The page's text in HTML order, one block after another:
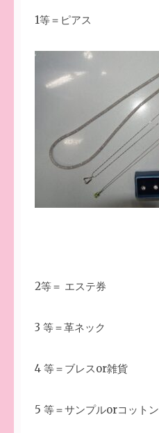
1等＝ピアス
2等＝ エステ券
3 等＝革ネック
4 等＝ブレスor雑貨
5 等＝サンプルorコットン